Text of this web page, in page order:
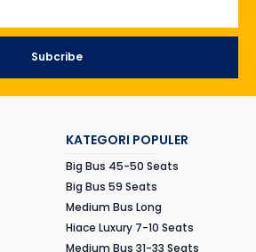
Subcribe
KATEGORI POPULER
Big Bus 45-50 Seats
Big Bus 59 Seats
Medium Bus Long
Hiace Luxury 7-10 Seats
Medium Bus 31-33 Seats